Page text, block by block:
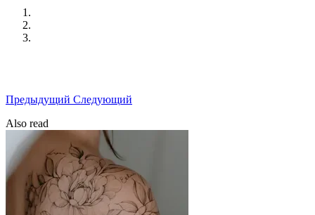
Предыдущий Следующий
Also read